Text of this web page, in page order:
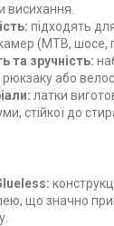
висихання.
підходять
(MTB, шосе,
та зручність:
рюкзаку або
латки
стійкої до
що значно